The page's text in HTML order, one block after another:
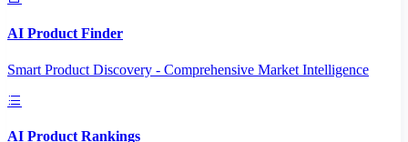
AI Product Finder
Smart Product Discovery - Comprehensive Market Intelligence
AI Product Rankings